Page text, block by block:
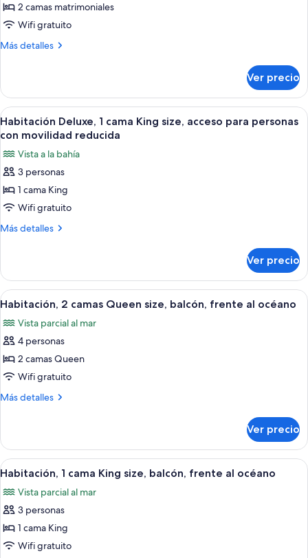
2 camas matrimoniales
Wifi gratuito
Más detalles
Más
junior,
frente
al
océano
Ver precio
Abrir
todas
fotos
de
Habitación
Deluxe,
1
size,
acceso
para
personas
con
movilidad
reducida
Habitación de hotel con una cama
2
Habitación Deluxe, 1 cama King size, acceso para personas
con movilidad reducida
Vista a la bahía
3 personas
1 cama King
Wifi gratuito
Más detalles
Más
Deluxe,
cama
size,
acceso
personas
con
reducida
Ver precio
Abrir
todas
las
fotos
de
Habitación,
2
size,
balcón,
frente
al
océano
Habitación de hotel con dos camas,
2
Habitación, 2 camas Queen size, balcón, frente al océano
Vista parcial al mar
4 personas
2 camas Queen
Wifi gratuito
Más detalles
Más
2
camas
Queen
balcón,
frente
océano
Ver precio
Abrir
todas
las
fotos
de
Habitación,
Habitación de hotel con una cama
2
Habitación, 1 cama King size, balcón, frente al océano
Vista parcial al mar
3 personas
1 cama King
Wifi gratuito